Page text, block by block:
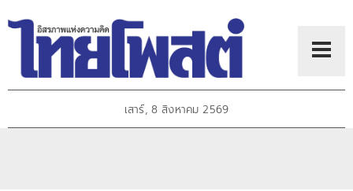
เสาร์, 8 สิงหาคม 2569